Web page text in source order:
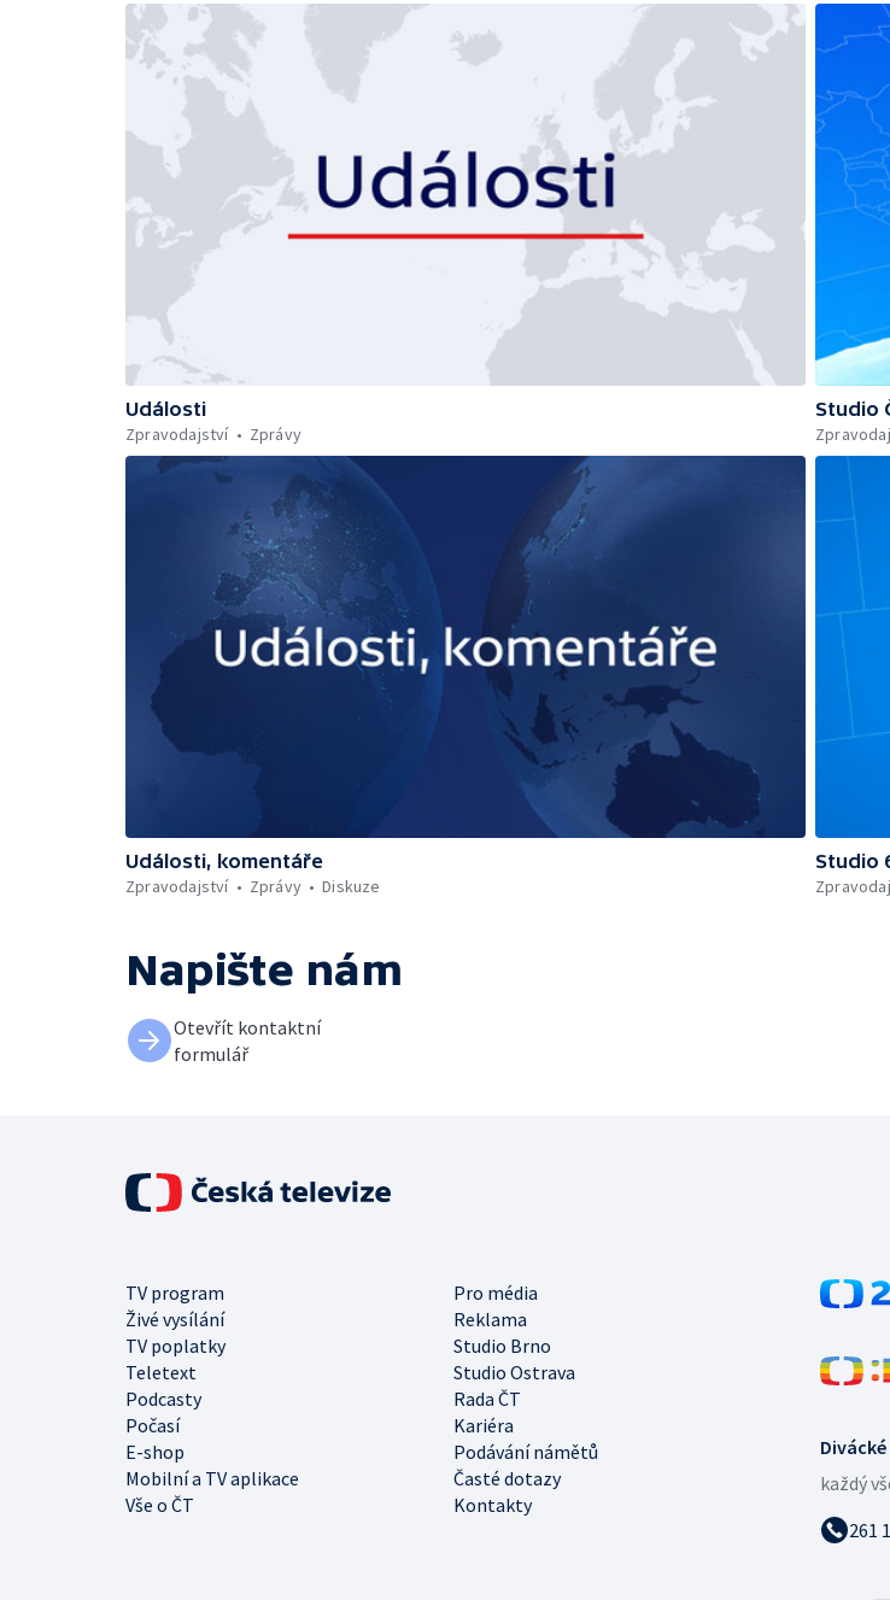
Události
Zpravodajství
Zprávy
Studio
Události, komentáře
Zpravodajství
Zprávy Diskuze
Studio
Napište nám
Otevřít kontaktní
formulář
každý
261
TV program
Pro média
Živé vysílání
Reklama
TV poplatky
Studio Brno
Teletext
Studio Ostrava
Podcasty
Rada ČT
Počasí
Kariéra
E-shop
Podávání námětů
Mobilní a TV aplikace
Časté dotazy
Vše o ČT
Kontakty